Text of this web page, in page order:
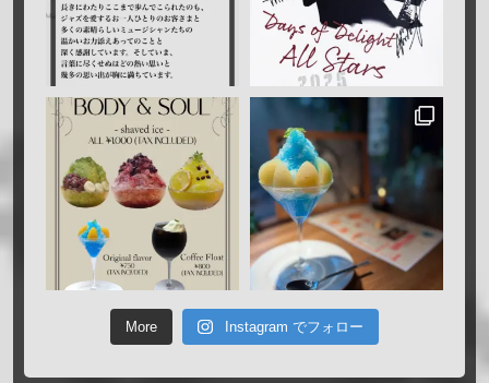
More Instagram でフォロー